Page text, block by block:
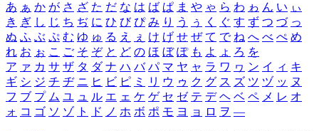
あ ぁ か が さ ざ た だ な は ば ぱ ま や ゃ ら わ ゎ ん い ぃ
き ぎ し じ ち ぢ に ひ び ぴ み り う ぅ く ぐ す ず つ づ っ
ぬ ふ ぶ ぷ む ゆ ゅ る え ぇ け げ せ ぜ て で ね へ べ ぺ め
れ お ぉ こ ご そ ぞ と ど の ほ ぼ ぽ も よ ょ ろ を
ア ァ カ サ ザ タ ダ ナ ハ バ パ マ ヤ ャ ラ ワ ヮ ン イ ィ キ
ギ シ ジ チ ヂ ニ ヒ ビ ピ ミ リ ウ ゥ ク グ ス ズ ツ ヅ ッ ヌ
フ ブ プ ム ユ ュ ル エ ェ ケ ゲ セ ゼ テ デ ヘ ベ ペ メ レ オ
ォ コ ゴ ソ ゾ ト ド ノ ホ ボ ポ モ ヨ ョ ロ ヲ ―